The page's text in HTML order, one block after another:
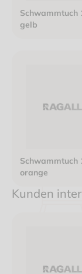
Schwammtuch
gelb
Schwammtuch
orange
Kunden